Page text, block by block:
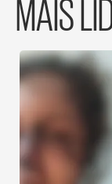
MAIS